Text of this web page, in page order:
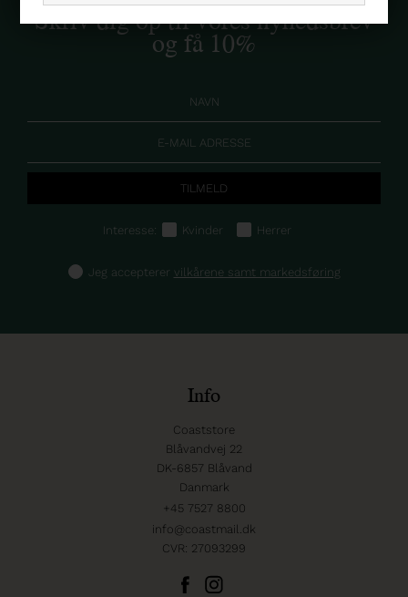
Skriv dig op til vores nyhedsbrev
og få 10%
Interesse: Kvinder Herrer
Jeg accepterer vilkårene samt markedsføring
Info
Coaststore
Blåvandvej 22
DK-6857 Blåvand
Danmark
+45 7527 8800
info@coastmail.dk
CVR: 27093299